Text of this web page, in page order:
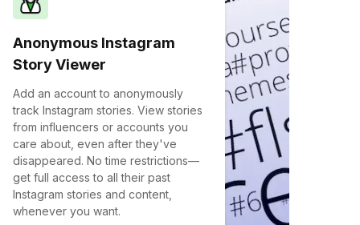
Anonymous Instagram
Story Viewer
Add an account to anonymously
track Instagram stories. View stories
from influencers or accounts you
care about, even after they've
disappeared. No time restrictions—
get full access to all their past
Instagram stories and content,
whenever you want.